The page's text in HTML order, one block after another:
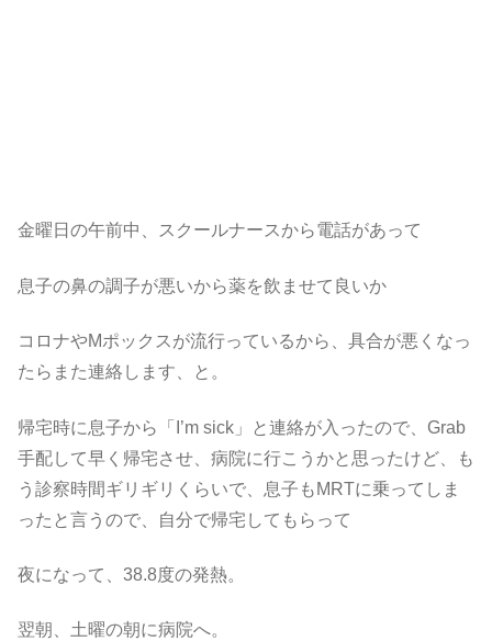
金曜日の午前中、スクールナースから電話があって
息子の鼻の調子が悪いから薬を飲ませて良いか
コロナやMポックスが流行っているから、具合が悪くなっ
たらまた連絡します、と。
帰宅時に息子から「I’m sick」と連絡が入ったので、Grab
手配して早く帰宅させ、病院に行こうかと思ったけど、も
う診察時間ギリギリくらいで、息子もMRTに乗ってしま
ったと言うので、自分で帰宅してもらって
夜になって、38.8度の発熱。
翌朝、土曜の朝に病院へ。